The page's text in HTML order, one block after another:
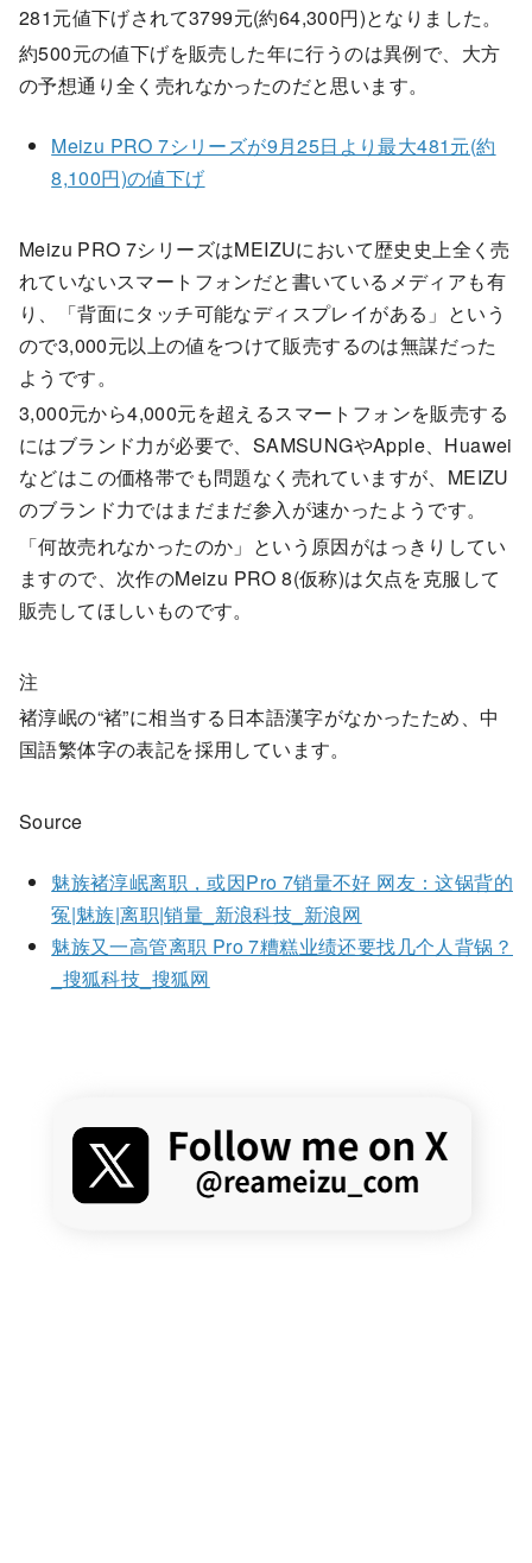
281元値下げされて3799元(約64,300円)となりました。
約500元の値下げを販売した年に行うのは異例で、大方
の予想通り全く売れなかったのだと思います。
Meizu PRO 7シリーズが9月25日より最大481元(約
8,100円)の値下げ
Meizu PRO 7シリーズはMEIZUにおいて歴史史上全く売
れていないスマートフォンだと書いているメディアも有
り、「背面にタッチ可能なディスプレイがある」という
ので3,000元以上の値をつけて販売するのは無謀だった
ようです。
3,000元から4,000元を超えるスマートフォンを販売する
にはブランド力が必要で、SAMSUNGやApple、Huawei
などはこの価格帯でも問題なく売れていますが、MEIZU
のブランド力ではまだまだ参入が速かったようです。
「何故売れなかったのか」という原因がはっきりしてい
ますので、次作のMeizu PRO 8(仮称)は欠点を克服して
販売してほしいものです。
注
褚淳岷の“褚”に相当する日本語漢字がなかったため、中
国語繁体字の表記を採用しています。
Source
魅族褚淳岷离职，或因Pro 7销量不好 网友：这锅背的
冤|魅族|离职|销量_新浪科技_新浪网
魅族又一高管离职 Pro 7糟糕业绩还要找几个人背锅？
_搜狐科技_搜狐网